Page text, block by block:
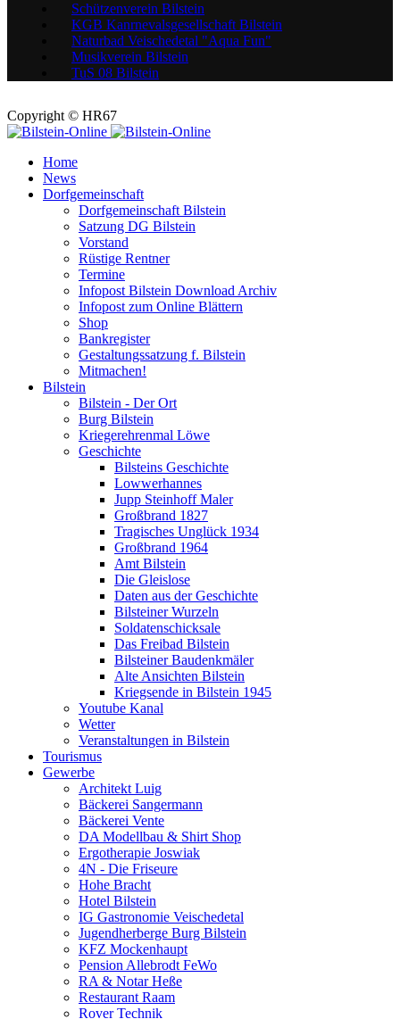
Schützenverein Bilstein
KGB Kanrnevalsgesellschaft Bilstein
Naturbad Veischedetal "Aqua Fun"
Musikverein Bilstein
TuS 08 Bilstein
Copyright © HR67
Home
News
Dorfgemeinschaft
Dorfgemeinschaft Bilstein
Satzung DG Bilstein
Vorstand
Rüstige Rentner
Termine
Infopost Bilstein Download Archiv
Infopost zum Online Blättern
Shop
Bankregister
Gestaltungssatzung f. Bilstein
Mitmachen!
Bilstein
Bilstein - Der Ort
Burg Bilstein
Kriegerehrenmal Löwe
Geschichte
Bilsteins Geschichte
Lowwerhannes
Jupp Steinhoff Maler
Großbrand 1827
Tragisches Unglück 1934
Großbrand 1964
Amt Bilstein
Die Gleislose
Daten aus der Geschichte
Bilsteiner Wurzeln
Soldatenschicksale
Das Freibad Bilstein
Bilsteiner Baudenkmäler
Alte Ansichten Bilstein
Kriegsende in Bilstein 1945
Youtube Kanal
Wetter
Veranstaltungen in Bilstein
Tourismus
Gewerbe
Architekt Luig
Bäckerei Sangermann
Bäckerei Vente
DA Modellbau & Shirt Shop
Ergotherapie Joswiak
4N - Die Friseure
Hohe Bracht
Hotel Bilstein
IG Gastronomie Veischedetal
Jugendherberge Burg Bilstein
KFZ Mockenhaupt
Pension Allebrodt FeWo
RA & Notar Heße
Restaurant Raam
Rover Technik